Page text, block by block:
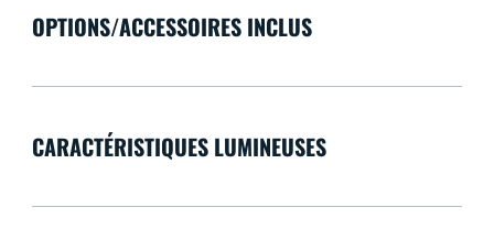
OPTIONS/ACCESSOIRES INCLUS
CARACTÉRISTIQUES LUMINEUSES